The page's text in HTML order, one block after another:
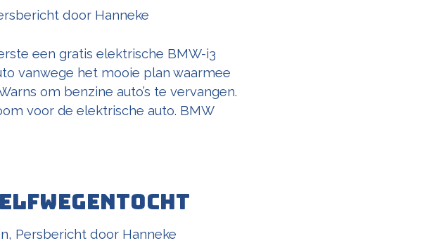
door Hanneke
een gratis elektrische BMW-i3
vanwege het mooie plan waarmee
om benzine auto’s te vervangen.
voor de elektrische auto. BMW
, Persbericht door Hanneke